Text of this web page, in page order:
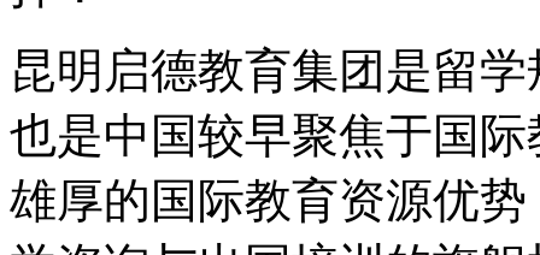
昆明启德教育集团是留
也是中国较早聚焦于国
雄厚的国际教育资源优